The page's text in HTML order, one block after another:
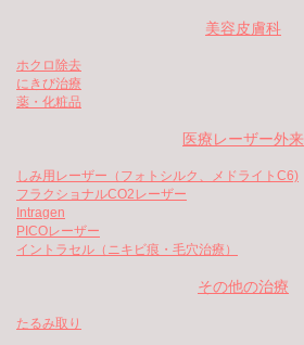
美容皮膚科
ホクロ除去
にきび治療
薬・化粧品
医療レーザー外来
しみ用レーザー（フォトシルク、メドライトC6)
フラクショナルCO2レーザー
Intragen
PICOレーザー
イントラセル（ニキビ痕・毛穴治療）
その他の治療
たるみ取り